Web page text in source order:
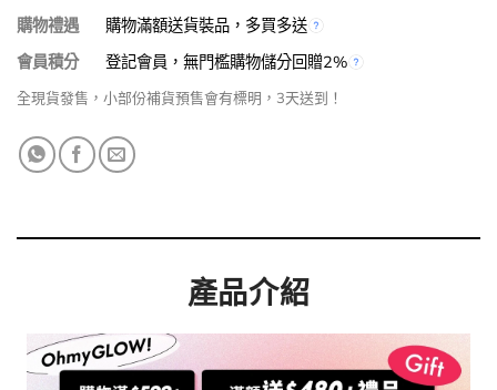
購物禮遇
購物滿額送貨裝品，多買多送
會員積分
登記會員，無門檻購物儲分回贈2%
全現貨發售，小部份補貨預售會有標明，3天送到！
產品介紹